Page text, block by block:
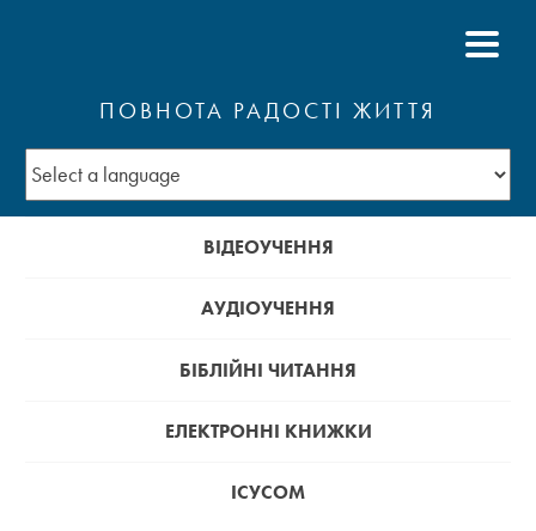
ПОВНОТА РАДОСТІ ЖИТТЯ
ВІДЕОУЧЕННЯ
АУДІОУЧЕННЯ
БІБЛІЙНІ ЧИТАННЯ
ЕЛЕКТРОННІ КНИЖКИ
ІСУСОМ